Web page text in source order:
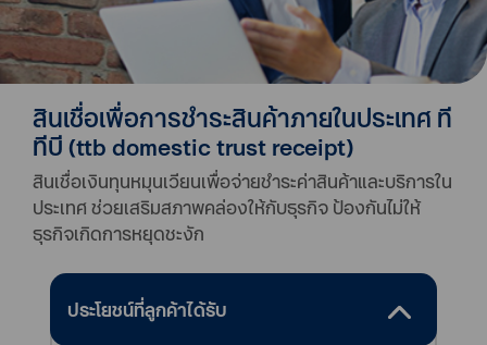
สินเชื่อเพื่อการชำระสินค้าภายในประเทศ ที
ทีบี (ttb domestic trust receipt)
สินเชื่อเงินทุนหมุนเวียนเพื่อจ่ายชำระค่าสินค้าและบริการใน
ประเทศ ช่วยเสริมสภาพคล่องให้กับธุรกิจ ป้องกันไม่ให้
ธุรกิจเกิดการหยุดชะงัก
ประโยชน์ที่ลูกค้าได้รับ